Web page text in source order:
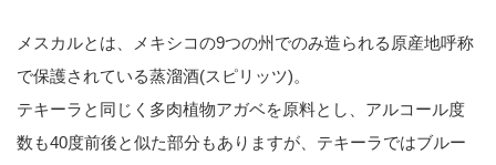
メスカルとは、メキシコの9つの州でのみ造られる原産地呼称
で保護されている蒸溜酒(スピリッツ)。
テキーラと同じく多肉植物アガベを原料とし、アルコール度
数も40度前後と似た部分もありますが、テキーラではブルー